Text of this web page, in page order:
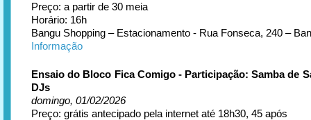
Preço: a partir de 30 meia
Horário: 16h
Bangu Shopping – Estacionamento - Rua Fonseca, 240 –
Informação
Ensaio do Bloco Fica Comigo - Participação: Samba de
DJs
domingo, 01/02/2026
Preço: grátis antecipado pela internet até 18h30, 45 após